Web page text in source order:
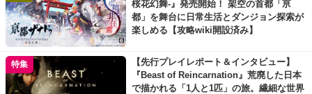
桜花幻舞-』発売開始！ 架空の首都「亰
都」を舞台に日常生活とダンジョン探索が
楽しめる【攻略wiki開設済み】
特集
【先行プレイレポート＆インタビュー】
『Beast of Reincarnation』荒廃した日本
で描かれる「1人と1匹」の旅。繊細な世界